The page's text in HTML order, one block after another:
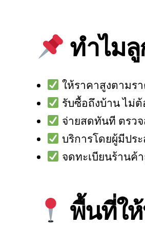
ทำไมลู
ให้ราคาสูงตามร
รับซื้อถึงบ้าน ไม่ต้
จ่ายสดทันที ตรว
บริการโดยผู้มีปร
จดทะเบียนร้านค้
พื้นที่ใ